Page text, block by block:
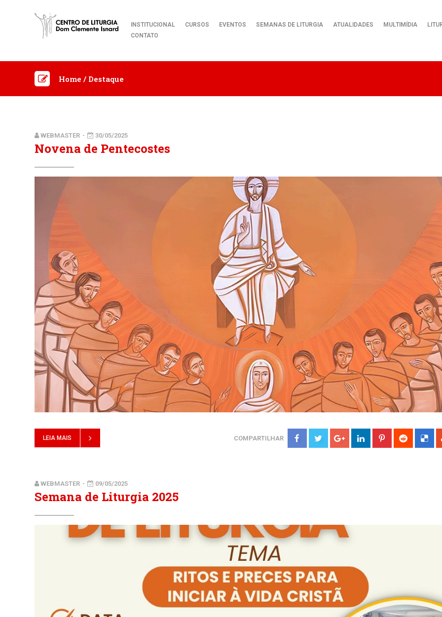
INSTITUCIONAL CURSOS EVENTOS SEMANAS DE LITURGIA ATUALIDADES MULTIMÍDIA
CONTATO
Home / Destaque
WEBMASTER - 30/05/2025
Novena de Pentecostes
LEIA MAIS COMPARTILHAR
WEBMASTER - 09/05/2025
Semana de Liturgia 2025